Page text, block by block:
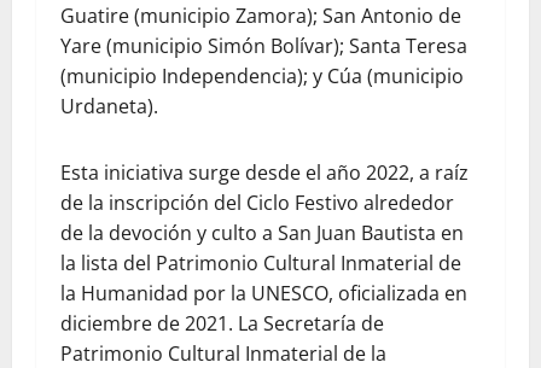
Guatire (municipio Zamora); San Antonio de
Yare (municipio Simón Bolívar); Santa Teresa
(municipio Independencia); y Cúa (municipio
Urdaneta).
Esta iniciativa surge desde el año 2022, a raíz
de la inscripción del Ciclo Festivo alrededor
de la devoción y culto a San Juan Bautista en
la lista del Patrimonio Cultural Inmaterial de
la Humanidad por la UNESCO, oficializada en
diciembre de 2021. La Secretaría de
Patrimonio Cultural Inmaterial de la